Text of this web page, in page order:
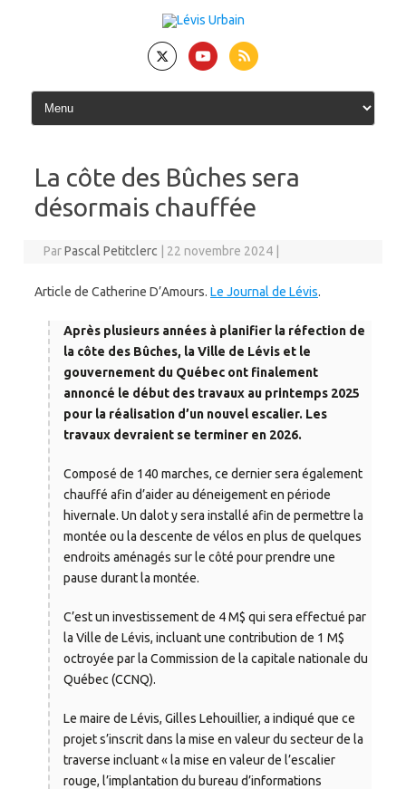
La côte des Bûches sera
désormais chauffée
ParPascal Petitclerc 22 novembre 2024
Article de Catherine D’Amours. Le Journal de Lévis.
Après plusieurs années à planifier la réfection de
la côte des Bûches, la Ville de Lévis et le
gouvernement du Québec ont finalement
annoncé le début des travaux au printemps 2025
pour la réalisation d’un nouvel escalier. Les
travaux devraient se terminer en 2026.
Composé de 140 marches, ce dernier sera également
chauffé afin d’aider au déneigement en période
hivernale. Un dalot y sera installé afin de permettre la
montée ou la descente de vélos en plus de quelques
endroits aménagés sur le côté pour prendre une
pause durant la montée.
C’est un investissement de 4 M$ qui sera effectué par
la Ville de Lévis, incluant une contribution de 1 M$
octroyée par la Commission de la capitale nationale du
Québec (CCNQ).
Le maire de Lévis, Gilles Lehouillier, a indiqué que ce
projet s’inscrit dans la mise en valeur du secteur de la
traverse incluant « la mise en valeur de l’escalier
rouge, l’implantation du bureau d’informations